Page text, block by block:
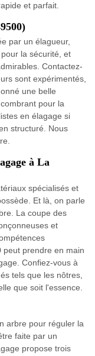
et parfait.
par un élagueur,
la sécurité, et
Contactez-
sont expérimentés,
une belle
pour la
en élagage si
structuré. Nous
à La
spécialisés et
Et là, on parle
La coupe des
et
peut prendre en main
Confiez-vous à
tels que les nôtres,
que soit l'essence.
arbre pour réguler la
faite par un
propose trois